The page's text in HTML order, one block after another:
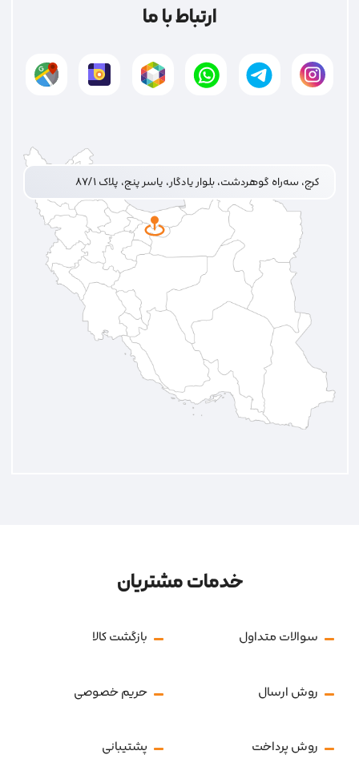
ارتباط با ما
کرج، سه‌راه گوهردشت، بلوار یادگار، یاسر پنج، پلاک ۸۷/۱
خدمات مشتریان
سوالات متداول بازگشت کالا
روش ارسال حریم خصوصی
روش پرداخت پشتیبانی